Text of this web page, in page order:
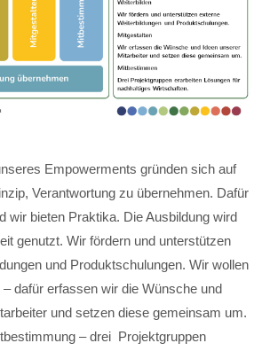
Empowerments gründen sich auf
Verantwortung zu übernehmen. Dafür
wir bieten Praktika. Die Ausbildung wird
genutzt. Wir fördern und unterstützen
und Produktschulungen. Wir wollen
dafür erfassen wir die Wünsche und
und setzen diese gemeinsam um.
– drei Projektgruppen